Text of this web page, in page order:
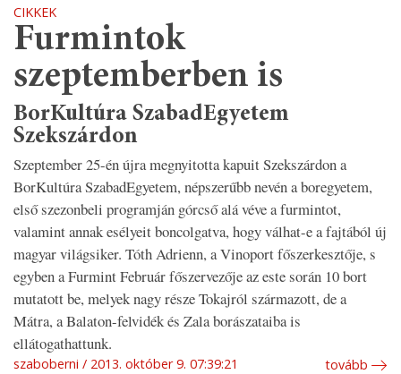
CIKKEK
Furmintok
szeptemberben is
BorKultúra SzabadEgyetem
Szekszárdon
Szeptember 25-én újra megnyitotta kapuit Szekszárdon a
BorKultúra SzabadEgyetem, népszerűbb nevén a boregyetem,
első szezonbeli programján górcső alá véve a furmintot,
valamint annak esélyeit boncolgatva, hogy válhat-e a fajtából új
magyar világsiker. Tóth Adrienn, a Vinoport főszerkesztője, s
egyben a Furmint Február főszervezője az este során 10 bort
mutatott be, melyek nagy része Tokajról származott, de a
Mátra, a Balaton-felvidék és Zala borászataiba is
ellátogathattunk.
szaboberni 2013. október 9. 07:39:21 tovább